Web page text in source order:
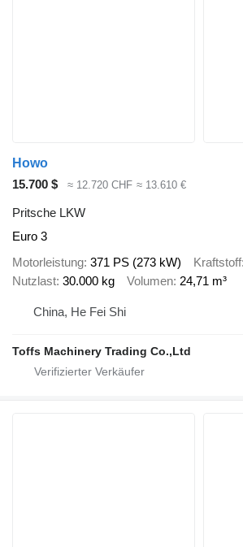
Howo
15.700 $
≈ 12.720 CHF ≈ 13.610 €
Pritsche LKW
Euro 3
Motorleistung 371 PS (273 kW) Kraftstoff
Nutzlast 30.000 kg Volumen 24,71 m³
China, He Fei Shi
Toffs Machinery Trading Co.,Ltd